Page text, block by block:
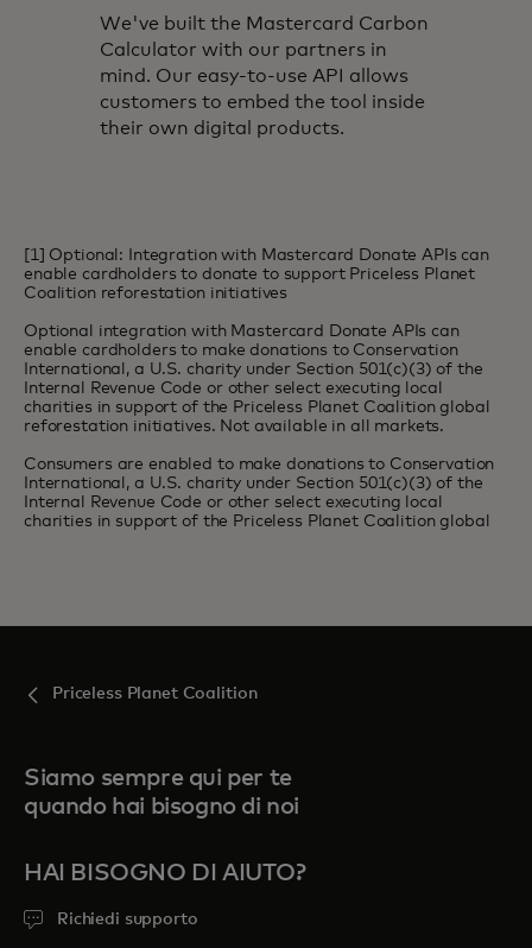
We've built the Mastercard Carbon
Calculator with our partners in
mind. Our easy-to-use API allows
customers to embed the tool inside
their own digital products.
[1] Optional: Integration with Mastercard Donate APIs can
enable cardholders to donate to support Priceless Planet
Coalition reforestation initiatives
Optional integration with Mastercard Donate APIs can
enable cardholders to make donations to Conservation
International, a U.S. charity under Section 501(c)(3) of the
Internal Revenue Code or other select executing local
charities in support of the Priceless Planet Coalition global
reforestation initiatives. Not available in all markets.
Consumers are enabled to make donations to Conservation
International, a U.S. charity under Section 501(c)(3) of the
Internal Revenue Code or other select executing local
charities in support of the Priceless Planet Coalition global
Priceless Planet Coalition
Siamo sempre qui per te
quando hai bisogno di noi
HAI BISOGNO DI AIUTO?
Richiedi supporto